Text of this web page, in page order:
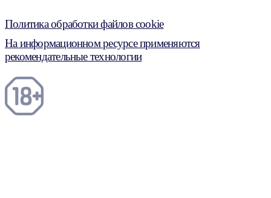
Политика обработки файлов cookie
На информационном ресурсе применяются
рекомендательные технологии